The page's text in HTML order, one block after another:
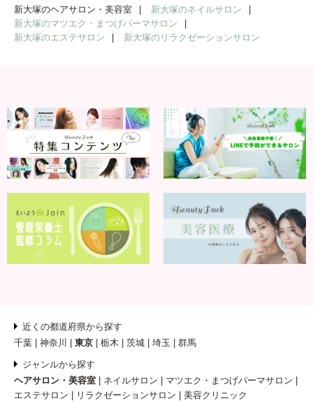
新大塚のヘアサロン・美容室
新大塚のネイルサロン
新大塚のマツエク・まつげパーマサロン
新大塚のエステサロン
新大塚のリラクゼーションサロン
近くの都道府県から探す
千葉
神奈川 東京 栃木 茨城 埼玉 群馬
ジャンルから探す
ヘアサロン・美容室
ネイルサロン
マツエク・まつげパーマサロン
エステサロン
リラクゼーションサロン 美容クリニック